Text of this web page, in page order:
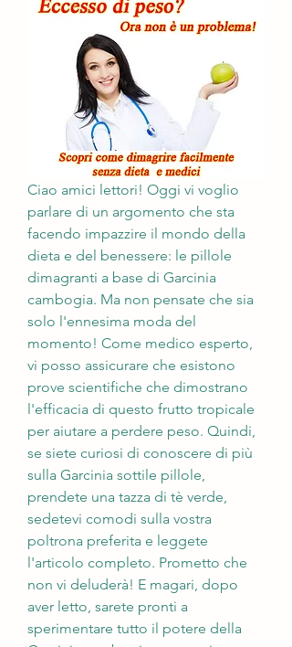
Ciao amici lettori! Oggi vi voglio
parlare di un argomento che sta
facendo impazzire il mondo della
dieta e del benessere: le pillole
dimagranti a base di Garcinia
cambogia. Ma non pensate che sia
solo l'ennesima moda del
momento! Come medico esperto,
vi posso assicurare che esistono
prove scientifiche che dimostrano
l'efficacia di questo frutto tropicale
per aiutare a perdere peso. Quindi,
se siete curiosi di conoscere di più
sulla Garcinia sottile pillole,
prendete una tazza di tè verde,
sedetevi comodi sulla vostra
poltrona preferita e leggete
l'articolo completo. Prometto che
non vi deluderà! E magari, dopo
aver letto, sarete pronti a
sperimentare tutto il potere della